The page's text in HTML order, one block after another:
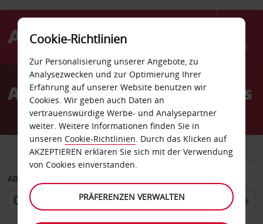
Menü
AvisAutovermietung Kalymnos
FAHRZEUG TRANSPORTER
ABHOLEN VON
Cookie-Richtlinien
Zur Personalisierung unserer Angebote, zu
Analysezwecken und zur Optimierung Ihrer
Erfahrung auf unserer Website benutzen wir
Cookies. Wir geben auch Daten an
vertrauenswürdige Werbe- und Analysepartner
weiter. Weitere Informationen finden Sie in
unseren Cookie-Richtlinien. Durch das Klicken auf
AKZEPTIEREN erklären Sie sich mit der Verwendung
von Cookies einverstanden.
PRÄFERENZEN VERWALTEN